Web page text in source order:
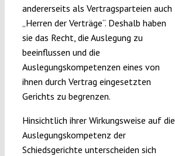
andererseits als Vertragsparteien auch
„Herren der Verträge“. Deshalb haben
sie das Recht, die Auslegung zu
beeinflussen und die
Auslegungskompetenzen eines von
ihnen durch Vertrag eingesetzten
Gerichts zu begrenzen.
Hinsichtlich ihrer Wirkungsweise auf die
Auslegungskompetenz der
Schiedsgerichte unterscheiden sich